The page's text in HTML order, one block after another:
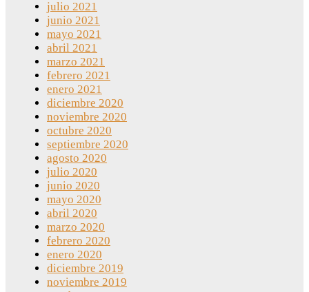
julio 2021
junio 2021
mayo 2021
abril 2021
marzo 2021
febrero 2021
enero 2021
diciembre 2020
noviembre 2020
octubre 2020
septiembre 2020
agosto 2020
julio 2020
junio 2020
mayo 2020
abril 2020
marzo 2020
febrero 2020
enero 2020
diciembre 2019
noviembre 2019